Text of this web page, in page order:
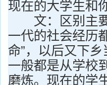
现在的大学生和
文：区别主要
一代的社会经历
命”，以后又下
一般都是从学校
磨炼。现在的学